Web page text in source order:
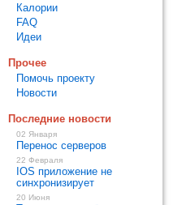
Калории
FAQ
Идеи
Прочее
Помочь проекту
Новости
Последние новости
02 Января
Перенос серверов
22 Февраля
IOS приложение не
синхронизирует
20 Июня